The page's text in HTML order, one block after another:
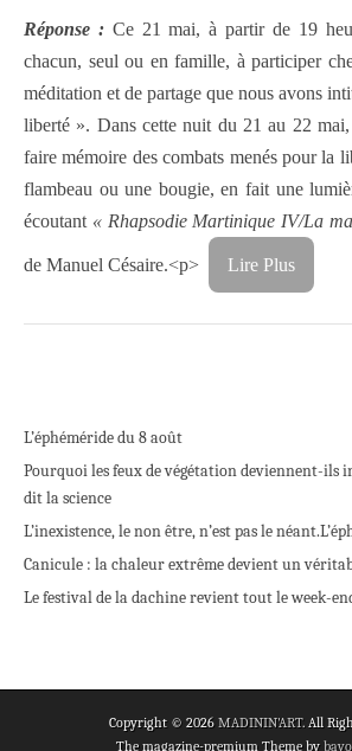
Réponse :Ce 21 mai, à partir de 19
chacun, seul ou en famille, à participer
méditation et de partage que nous avons
liberté ». Dans cette nuit du 21 au 22
faire mémoire des combats menés pour la
flambeau ou une bougie, en fait une
écoutant « Rhapsodie Martinique IV/La
de Manuel Césaire.<p> Lire Plus
L’éphéméride du 8 août
Pourquoi les feux de végétation deviennent-ils
dit la science
L’inexistence, le non être, n’est pas le néant.
Canicule : la chaleur extrême devient un
Le festival de la dachine revient tout le week-
Copyright © 2026 MADININ'ART. All
The magazine-premium Theme by